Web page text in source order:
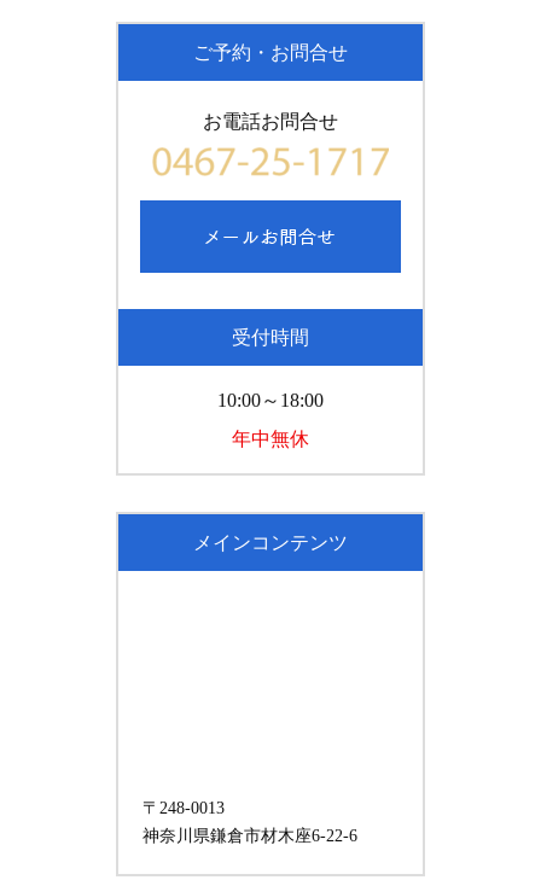
ご予約・お問合せ
お電話お問合せ
受付時間
10:00～18:00
年中無休
メインコンテンツ
〒248-0013
神奈川県鎌倉市材木座6-22-6